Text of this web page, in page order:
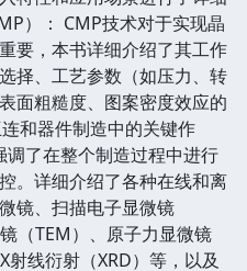
）： CMP技术对于实现晶
要，本书详细介绍了其工作
择、工艺参数（如压力、转
面粗糙度、图案密度效应的
和器件制造中的关键作
了在整个制造过程中进行
。详细介绍了各种在线和离
镜、扫描电子显微镜
（TEM）、原子力显微镜
射线衍射（XRD）等，以及